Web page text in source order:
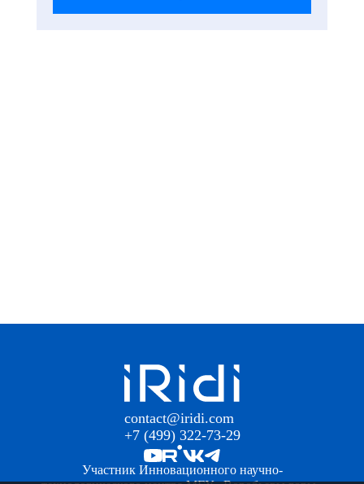
contact@iridi.com
+7 (499) 322-73-29
Участник Инновационного научно-